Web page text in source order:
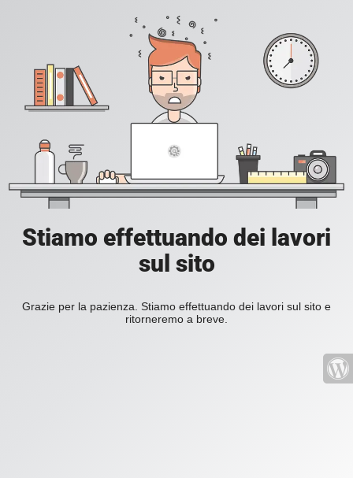
Stiamo effettuando dei lavori
sul sito
Grazie per la pazienza. Stiamo effettuando dei lavori sul sito e
ritorneremo a breve.